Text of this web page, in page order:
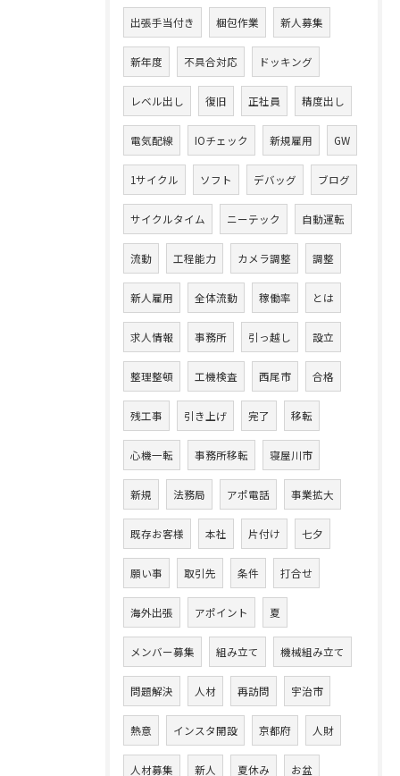
出張手当付き 梱包作業 新人募集
新年度 不具合対応 ドッキング
レベル出し 復旧 正社員 精度出し
電気配線 IOチェック 新規雇用 GW
1サイクル ソフト デバッグ ブログ
サイクルタイム ニーテック 自動運転
流動 工程能力 カメラ調整 調整
新人雇用 全体流動 稼働率 とは
求人情報 事務所 引っ越し 設立
整理整頓 工機検査 西尾市 合格
残工事 引き上げ 完了 移転
心機一転 事務所移転 寝屋川市
新規 法務局 アポ電話 事業拡大
既存お客様 本社 片付け 七夕
願い事 取引先 条件 打合せ
海外出張 アポイント 夏
メンバー募集 組み立て 機械組み立て
問題解決 人材 再訪問 宇治市
熱意 インスタ開設 京都府 人財
人材募集 新人 夏休み お盆